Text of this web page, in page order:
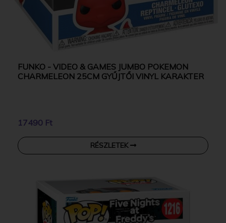
FUNKO - VIDEO & GAMES JUMBO POKEMON
CHARMELEON 25CM GYŰJTŐI VINYL KARAKTER
17490 Ft
RÉSZLETEK